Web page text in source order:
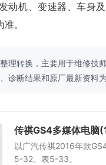
动机、变速器、车身
。
理转换，主要用于维修技
诊断结果和原厂最新资料
传祺GS4多媒体电脑
以广汽传祺2016年款
5-32、表5-33。